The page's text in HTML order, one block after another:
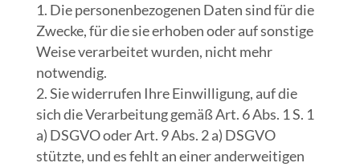
Die personenbezogenen Daten sind für die
Zwecke, für die sie erhoben oder auf sonstige
Weise verarbeitet wurden, nicht mehr
notwendig.
Sie widerrufen Ihre Einwilligung, auf die
sich die Verarbeitung gemäß Art. 6 Abs. 1 S. 1
a) DSGVO oder Art. 9 Abs. 2 a) DSGVO
stützte, und es fehlt an einer anderweitigen